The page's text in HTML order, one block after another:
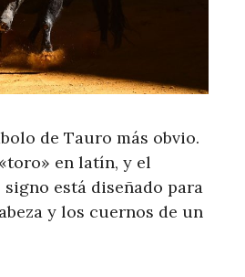
de Tauro más obvio.
en latín, y el
está diseñado para
y los cuernos de un